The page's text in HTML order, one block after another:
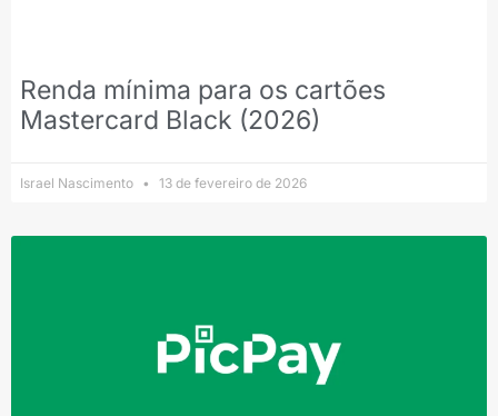
Renda mínima para os cartões
Mastercard Black (2026)
Israel Nascimento 13 de fevereiro de 2026